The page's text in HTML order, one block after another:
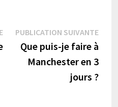
Publication
précédente :
PUBLICATION SUIVANTE
Que puis-je faire à
Manchester en 3
jours ?